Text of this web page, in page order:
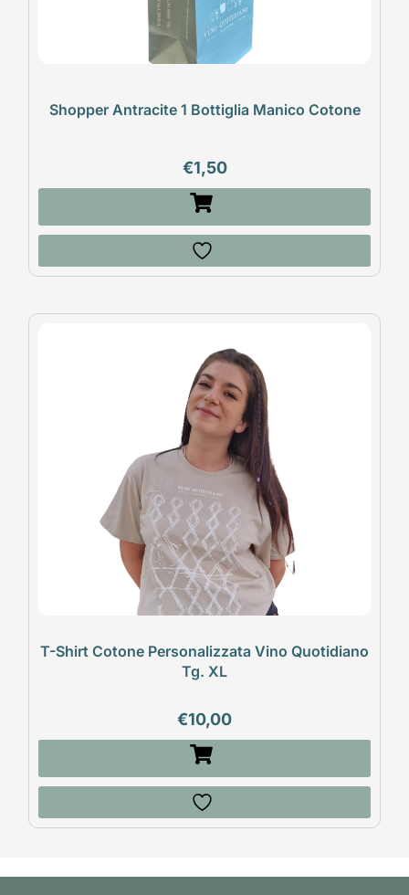
Shopper Antracite 1 Bottiglia Manico Cotone
€1,50
T-Shirt Cotone Personalizzata Vino Quotidiano
Tg. XL
€10,00